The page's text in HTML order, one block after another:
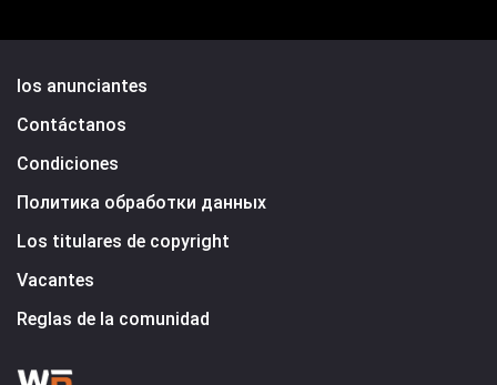
los anunciantes
Contáctanos
Condiciones
Политика обработки данных
Los titulares de copyright
Vacantes
Reglas de la comunidad